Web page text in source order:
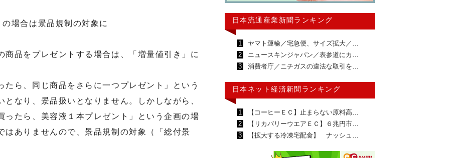
場合は景品規制の対象に
品をプレゼントする場合は、「増量値引き」に
ら、同じ商品をさらに一つプレゼント」という
となり、景品扱いとなりません。しかしながら、
ったら、美容液１本プレゼント」という企画の場
はありませんので、景品規制の対象（「総付景
日本流通産業新聞ランキング
1
ヤマト運輸／宅急便、サイズ拡大／…
2
ニュースキンジャパン／表参道にカ…
3
消費者庁／ニチガスの違法な取引を…
日本ネット経済新聞ランキング
1
【コーヒーＥＣ】止まらない原料高…
2
【リカバリーウエアＥＣ】６兆円市…
3
【拡大する冷凍宅配食】 ナッシュ…